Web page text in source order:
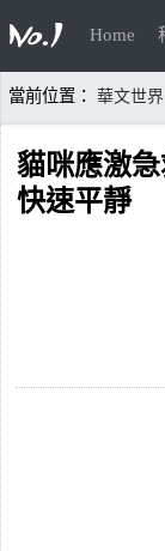
Home
當前位置： 華文世界
貓咪應激
快速平靜